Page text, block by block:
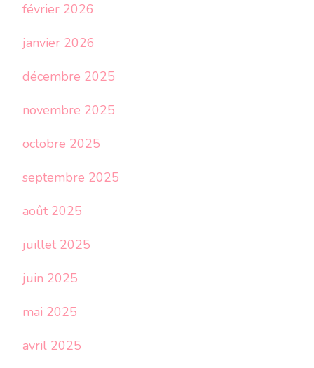
février 2026
janvier 2026
décembre 2025
novembre 2025
octobre 2025
septembre 2025
août 2025
juillet 2025
juin 2025
mai 2025
avril 2025